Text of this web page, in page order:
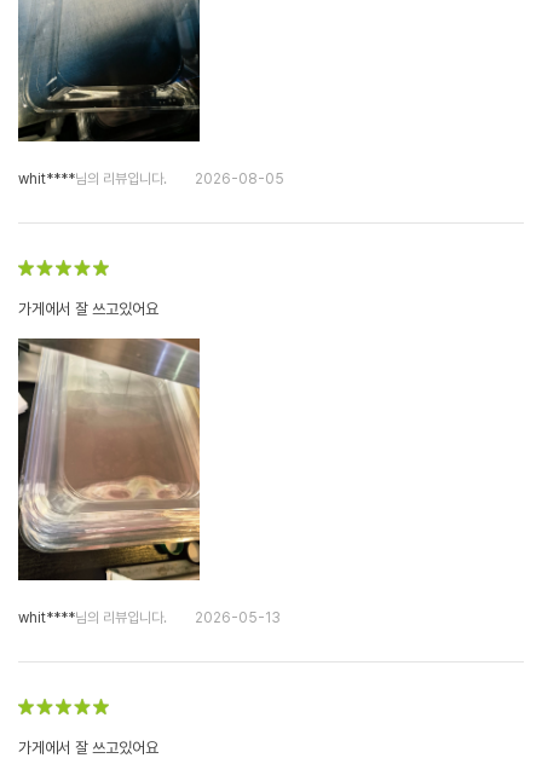
whit****님의 리뷰입니다. 2026-08-05
가게에서 잘 쓰고있어요
whit****님의 리뷰입니다. 2026-05-13
가게에서 잘 쓰고있어요